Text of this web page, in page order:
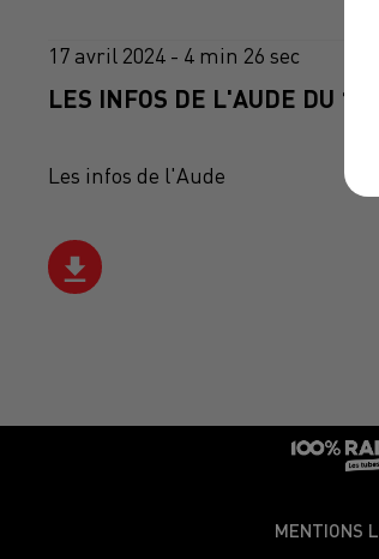
17 avril 2024 - 4 min 26 sec
LES INFOS DE L'AUDE DU
Les infos de l'Aude
MENTIONS